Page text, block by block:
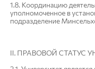
1.8. Координацию
уполномоченное в
подразделение
II. ПРАВОВОЙ СТАТУС